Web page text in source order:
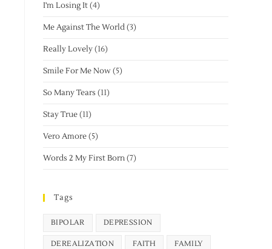
I'm Losing It(4)
Me Against The World(3)
Really Lovely(16)
Smile For Me Now(5)
So Many Tears (11)
Stay True(11)
Vero Amore(5)
Words 2 My First Born(7)
Tags
BIPOLAR DEPRESSION
DEREALIZATION FAITH FAMILY